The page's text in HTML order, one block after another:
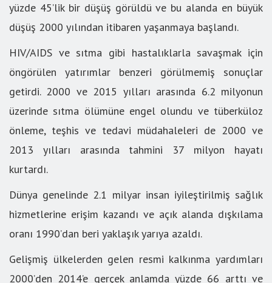
yüzde 45’lik bir düşüş görüldü ve bu alanda en büyük
düşüş 2000 yılından itibaren yaşanmaya başlandı.
HIV/AIDS ve sıtma gibi hastalıklarla savaşmak için
öngörülen yatırımlar benzeri görülmemiş sonuçlar
getirdi. 2000 ve 2015 yılları arasında 6.2 milyonun
üzerinde sıtma ölümüne engel olundu ve tüberküloz
önleme, teşhis ve tedavi müdahaleleri de 2000 ve
2013 yılları arasında tahmini 37 milyon hayatı
kurtardı.
Dünya genelinde 2.1 milyar insan iyileştirilmiş sağlık
hizmetlerine erişim kazandı ve açık alanda dışkılama
oranı 1990’dan beri yaklaşık yarıya azaldı.
Gelişmiş ülkelerden gelen resmi kalkınma yardımları
2000’den 2014’e gerçek anlamda yüzde 66 arttı ve